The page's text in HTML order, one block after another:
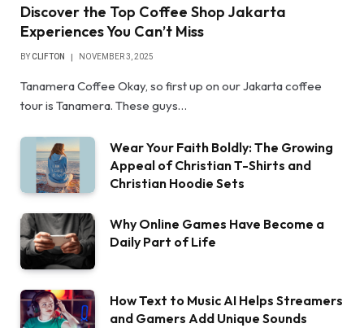
Discover the Top Coffee Shop Jakarta
Experiences You Can’t Miss
BYCLIFTON NOVEMBER 3, 2025
Tanamera Coffee Okay, so first up on our Jakarta coffee
tour is Tanamera. These guys…
Wear Your Faith Boldly: The Growing
Appeal of Christian T-Shirts and
Christian Hoodie Sets
Why Online Games Have Become a
Daily Part of Life
How Text to Music AI Helps Streamers
and Gamers Add Unique Sounds